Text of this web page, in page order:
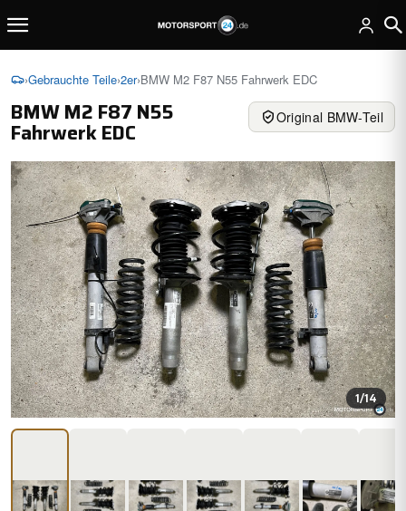
›Gebrauchte Teile›2er›BMW M2 F87 N55 Fahrwerk EDC
BMW M2 F87 N55
Fahrwerk EDC
Original BMW-Teil
1/14